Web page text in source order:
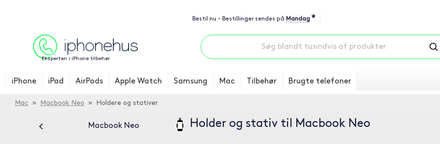
Bestil nu - Bestillinger sendes på Mandag *
Eksperten i iPhone tilbehør
iPhone iPad AirPods Apple Watch Samsung Mac Tilbehør Brugte telefoner
Mac » Macbook Neo » Holdere og stativer
Macbook Neo Holder og stativ til Macbook Neo